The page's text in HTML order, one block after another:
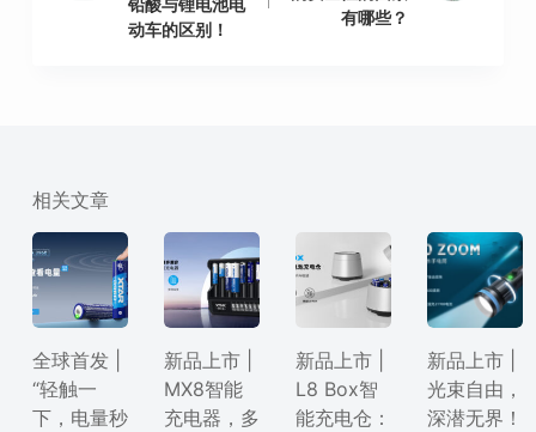
铅酸与锂电池电
动车的区别！
有哪些？
相关文章
全球首发 |
“轻触一
下，电量秒
新品上市 |
MX8智能
充电器，多
新品上市 |
L8 Box智
能充电仓：
新品上市 |
光束自由，
深潜无界！